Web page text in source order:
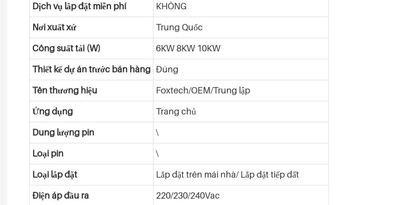
Dịch vụ lắp đặt miễn phí KHÔNG
Nơi xuất xứ Trung Quốc
Công suất tải (W) 6KW 8KW 10KW
Thiết kế dự án trước bán hàng Đúng
Tên thương hiệu Foxtech/OEM/Trung lập
Ứng dụng Trang chủ
Dung lượng pin \
Loại pin \
Loại lắp đặt Lắp đặt trên mái nhà/ Lắp đặt tiếp đất
Điện áp đầu ra 220/230/240Vac